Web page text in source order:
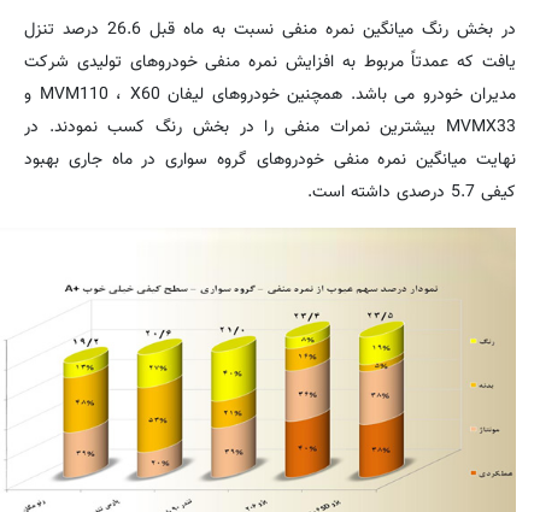
در بخش رنگ میانگین نمره منفی نسبت به ماه قبل 26.6 درصد تنزل
یافت که عمدتاً مربوط به افزایش نمره منفی خودروهای تولیدی شركت
مدیران خودرو می باشد. همچنین خودروهای لیفان X60 ، MVM110 و
MVMX33 بیشترین نمرات منفی را در بخش رنگ كسب نمودند. در
نهایت میانگین نمره منفی خودروهای گروه سواری در ماه جاری بهبود
كیفی 5.7 درصدی داشته است.